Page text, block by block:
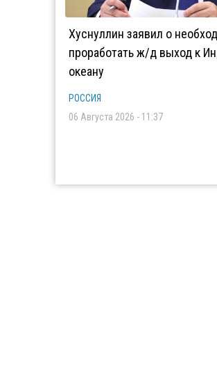
Хуснуллин заявил о
проработать ж/д выход к
океану
РОССИЯ
06 Августа 2026 - 11:37